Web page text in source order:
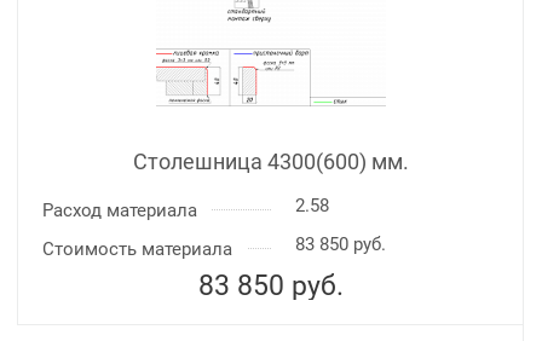
Столешница 4300(600) мм.
Расход материала
2.58
Стоимость материала
83 850 руб.
83 850 руб.